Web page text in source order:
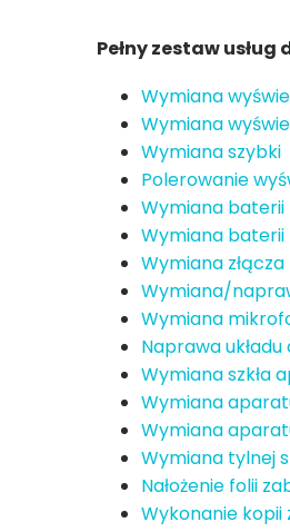
Pełny zestaw
Wymiana
Wymiana
Wymiana szybki
Polerowanie
Wymiana baterii
Wymiana baterii
Wymiana złącza
Wymiana/
Wymiana
Naprawa układu
Wymiana szkła
Wymiana
Wymiana
Wymiana tylnej
Nałożenie folii
Wykonanie kopii